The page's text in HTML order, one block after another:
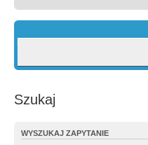
Szukaj
WYSZUKAJ ZAPYTANIE